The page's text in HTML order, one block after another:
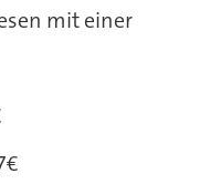
mit einer